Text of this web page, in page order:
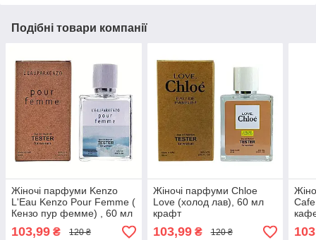
Подібні товари компанії
Жіночі парфуми Kenzo
L'Eau Kenzo Pour Femme (
Кензо пур фемме) , 60 мл
103,99 ₴ 120 ₴
Жіночі парфуми Chloe
Love (холод лав), 60 мл
крафт
103,99₴ 120 ₴